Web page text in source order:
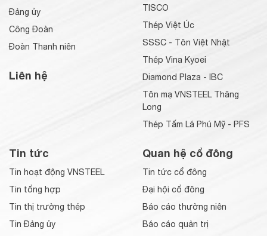
Đảng ủy
Công Đoàn
Đoàn Thanh niên
Liên hệ
TISCO
Thép Việt Úc
SSSC - Tôn Việt Nhật
Thép Vina Kyoei
Diamond Plaza - IBC
Tôn mạ VNSTEEL Thăng
Long
Thép Tấm Lá Phú Mỹ - PFS
Tin tức
Tin hoạt động VNSTEEL
Tin tổng hợp
Tin thị trường thép
Tin Đảng ủy
Quan hệ cổ đông
Tin tức cổ đông
Đại hội cổ đông
Báo cáo thường niên
Báo cáo quản trị